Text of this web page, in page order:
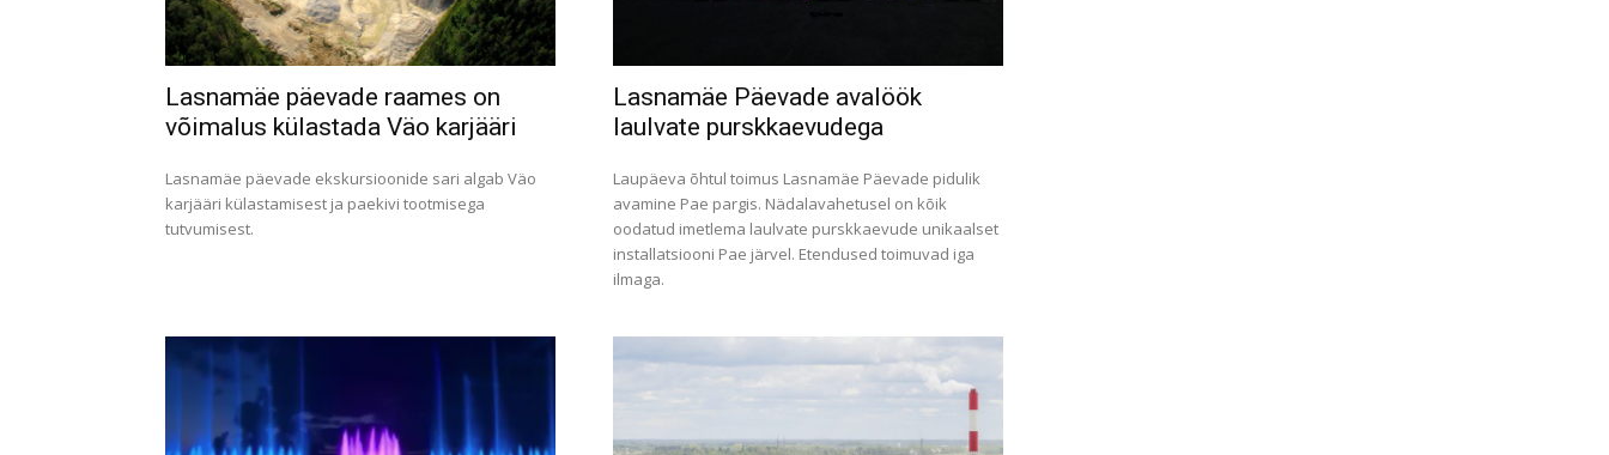
Lasnamäe päevade raames on
võimalus külastada Väo karjääri
Lasnamäe päevade ekskursioonide sari algab Väo
karjääri külastamisest ja paekivi tootmisega
tutvumisest.
Lasnamäe Päevade avalöök
laulvate purskkaevudega
Laupäeva õhtul toimus Lasnamäe Päevade pidulik
avamine Pae pargis. Nädalavahetusel on kõik
oodatud imetlema laulvate purskkaevude unikaalset
installatsiooni Pae järvel. Etendused toimuvad iga
ilmaga.